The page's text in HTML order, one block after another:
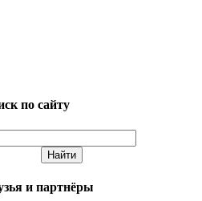
по сайту
и партнёры